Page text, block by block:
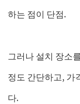
하는 점이 단점.
그러나 설치 장소
정도 간단하고, 가
다.